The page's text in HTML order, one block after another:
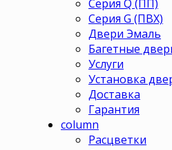
Серия Q (ПП)
Серия G (ПВХ)
Двери Эмаль
Багетные
Услуги
Установка
Доставка
Гарантия
column
Расцветки